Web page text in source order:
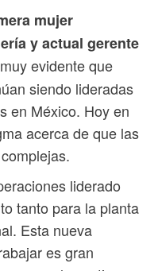
mujer
y actual gerente
evidente que
siendo lideradas
en México. Hoy en
acerca de que las
liderado
tanto para la planta
Esta nueva
es gran